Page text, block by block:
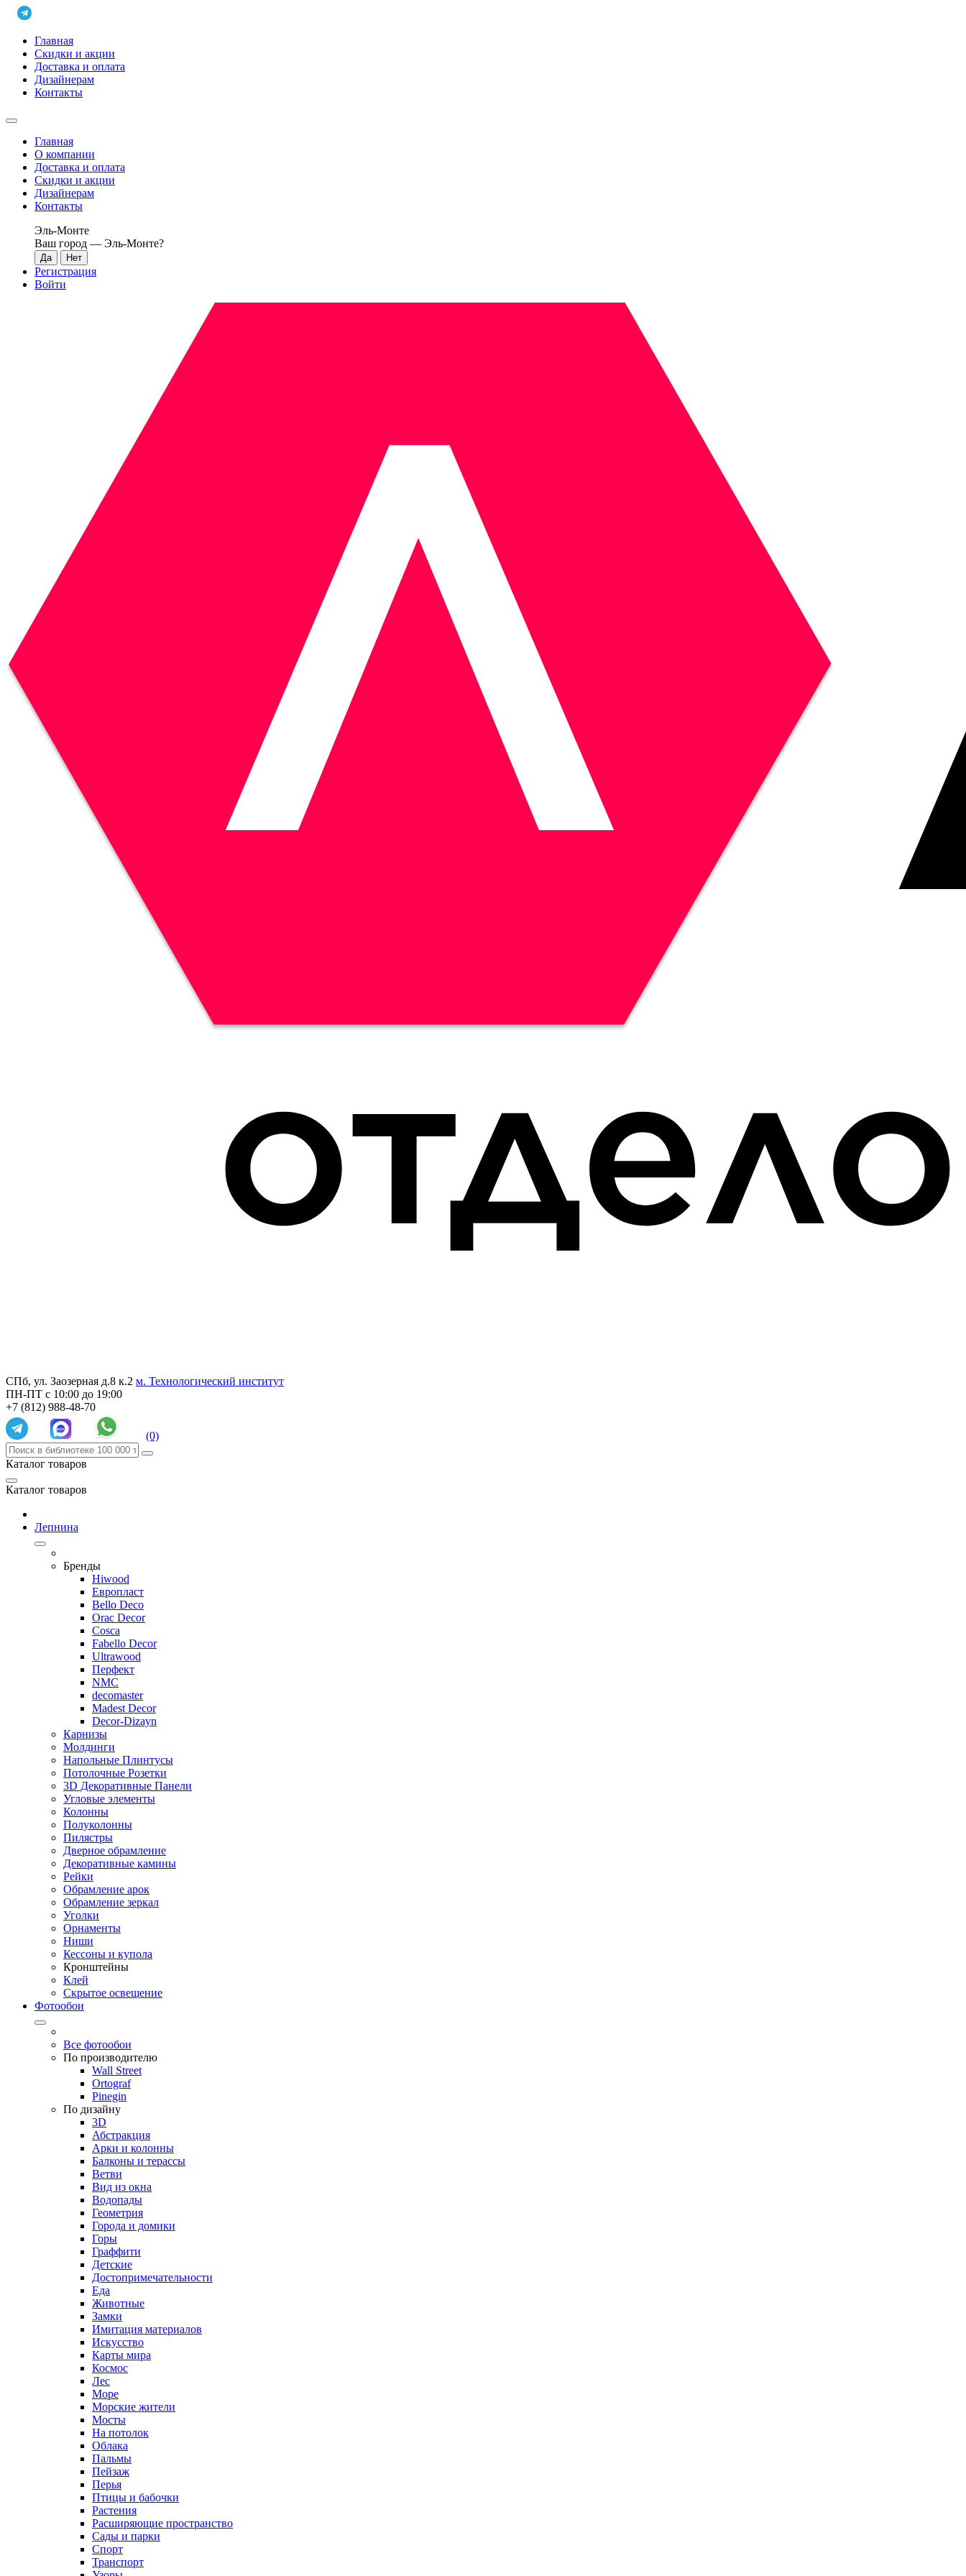
Главная
Скидки и акции
Доставка и оплата
Дизайнерам
Контакты
Главная
О компании
Доставка и оплата
Скидки и акции
Дизайнерам
Контакты
Эль-Монте
Ваш город — Эль-Монте?
Регистрация
Войти
СПб, ул. Заозерная д.8 к.2 м. Технологический институт
ПН-ПТ с 10:00 до 19:00
+7 (812) 988-48-70
(0)
Каталог товаров
Каталог товаров
Лепнина
Бренды
Hiwood
Европласт
Bello Deco
Orac Decor
Cosca
Fabello Decor
Ultrawood
Перфект
NMC
decomaster
Madest Decor
Decor-Dizayn
Карнизы
Молдинги
Напольные Плинтусы
Потолочные Розетки
3D Декоративные Панели
Угловые элементы
Колонны
Полуколонны
Пилястры
Дверное обрамление
Декоративные камины
Рейки
Обрамление арок
Обрамление зеркал
Уголки
Орнаменты
Ниши
Кессоны и купола
Кронштейны
Клей
Скрытое освещение
Фотообои
Все фотообои
По производителю
Wall Street
Ortograf
Pinegin
По дизайну
3D
Абстракция
Арки и колонны
Балконы и терассы
Ветви
Вид из окна
Водопады
Геометрия
Города и домики
Горы
Граффити
Детские
Достопримечательности
Еда
Животные
Замки
Имитация материалов
Искусство
Карты мира
Космос
Лес
Море
Морские жители
Мосты
На потолок
Облака
Пальмы
Пейзаж
Перья
Птицы и бабочки
Растения
Расширяющие пространство
Сады и парки
Спорт
Транспорт